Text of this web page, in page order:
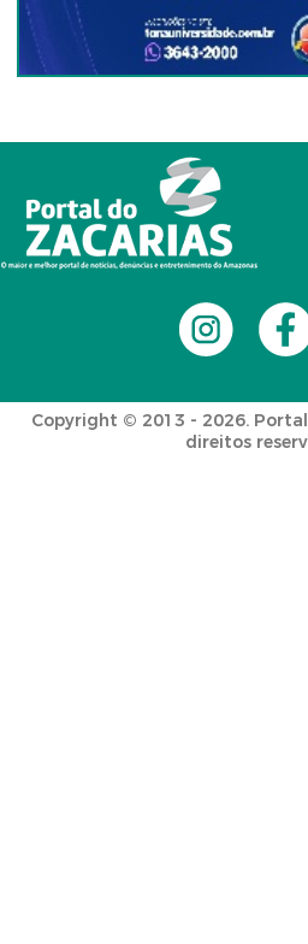
Copyright © 2013 - 2026.
direitos